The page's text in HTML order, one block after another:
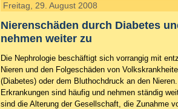
Freitag, 29. August 2008
Nierenschäden durch Diabetes
nehmen weiter zu
Die Nephrologie beschäftigt sich vorrangig mit
Nieren und den Folgeschäden von
(Diabetes) oder dem Bluthochdruck an den
Erkrankungen sind häufig und nehmen ständig
sind die Alterung der Gesellschaft, die Zunahme